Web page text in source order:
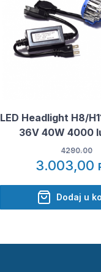
LED Headlight H8/
36V 40W 4000
4290.00
3.003,00
Dodaj u